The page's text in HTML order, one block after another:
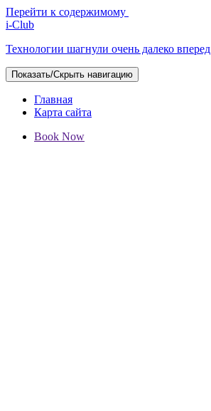
Перейти к содержимому
i-Club
Технологии шагнули очень далеко вперед
Показать/Скрыть навигацию
Главная
Карта сайта
Book Now